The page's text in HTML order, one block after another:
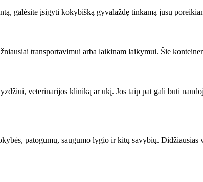
galėsite įsigyti kokybišką gyvalaždę tinkamą jūsų
transportavimui arba laikinam laikymui. Šie
veterinarijos kliniką ar ūkį. Jos taip pat gali būti
patogumų, saugumo lygio ir kitų savybių.